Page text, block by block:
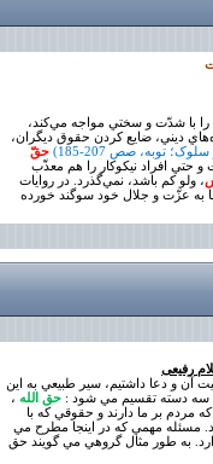
را با شدّت و سختي مواجه مي‌کند،
ديني، ضايع کردن حقوق ديگران،
توبه، صص 207-185)
حقّ
حتي افراد نيکوکار را هم معذّب
، ولو کم باشد، نمي‌گذرد. در روايات
به عزّت و جلال خود سوگند خورده
رفیعی
آن و دعا داشتيم، سير طبيعي به اين
سه دسته تقسيم مي شود : حق الله ،
مردم بر ما دارند و حقوقي كه با
مسئله مهمي كه در اينجا مطرح مي
به طور مثال گروهي مي گويند حق